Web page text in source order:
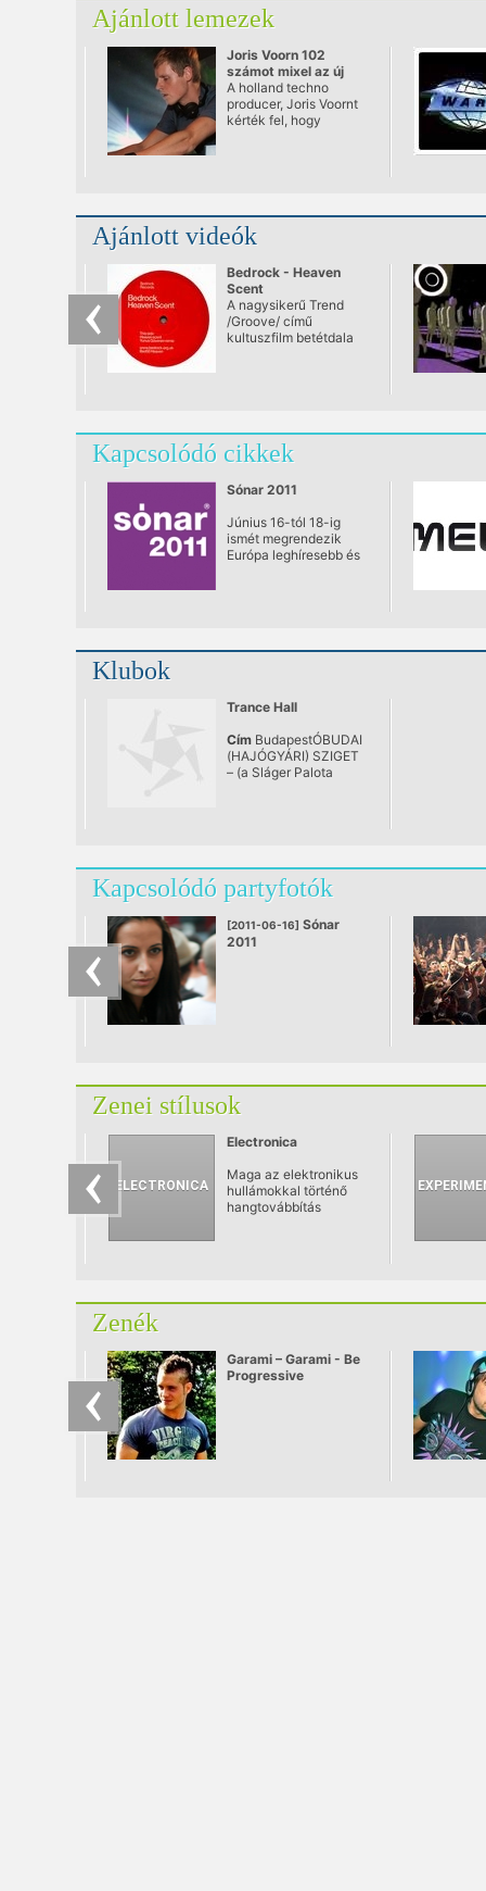
Ajánlott lemezek
Joris Voorn 102
számot mixel az új
Balance-ra
A holland techno
producer, Joris Voornt
kérték fel, hogy
össze a CD-re.
Ajánlott videók
Bedrock - Heaven
Scent
A nagysikerű Trend
/Groove/ című
kultuszfilm betétdala
Kapcsolódó cikkek
Sónar 2011
Június 16-tól 18-ig
ismét megrendezik
Európa leghíresebb és
Barcelonában.
Klubok
Trance Hall
Cím BudapestÓBUDAI
(HAJÓGYÁRI) SZIGET
– (a Sláger Palota
Kapcsolódó partyfotók
[2011-06-16] Sónar
2011
Zenei stílusok
Electronica
Maga az elektronikus
hullámokkal történő
hangtovábbítás
Zenék
Garami – Garami - Be
Progressive